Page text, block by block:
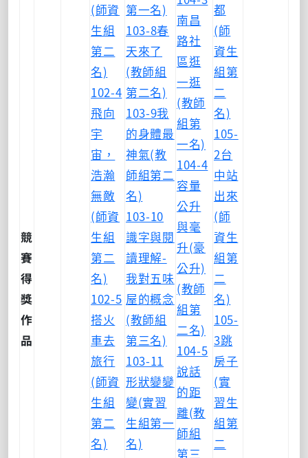
競
賽
得
獎
作
品
(師資
生組
第二
名)
102-4
飛向
宇
宙，
浩瀚
無敵
(師資
生組
第二
名)
102-5
搭火
車去
旅行
(師資
生組
第二
名)
第一名)
103-8春
天來了
(教師組
第二名)
103-9我
的身體最
神氣(教
師組第二
名)
103-10
識字與閱
讀理解-
我對五味
屋的概念
(教師組
第三名)
103-11
形狀變變
變(實習
生組第一
名)
南昌
路社
區逛
一逛
(教師
組第
一名)
104-4
容量
公升
與毫
升(豪
公升)
(教師
組第
二名)
104-5
說話
的距
離(教
師組
第三
都
(師
資生
組第
二
名)
105-
2台
中站
出來
(師
資生
組第
二
名)
105-
3跳
房子
(實
習生
組第
二